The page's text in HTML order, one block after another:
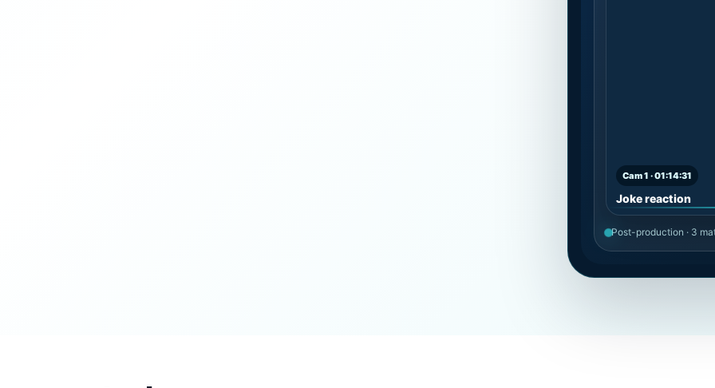
Cam 1 · 01:14:31
Joke reaction
Post-production · 3